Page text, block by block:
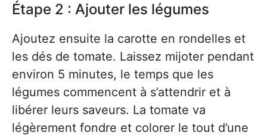
Étape 2 : Ajouter les légumes
Ajoutez ensuite la carotte en rondelles et
les dés de tomate. Laissez mijoter pendant
environ 5 minutes, le temps que les
légumes commencent à s’attendrir et à
libérer leurs saveurs. La tomate va
légèrement fondre et colorer le tout d’une